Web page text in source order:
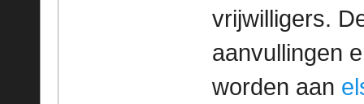
vrijwilligers.
aanvullingen
worden aan